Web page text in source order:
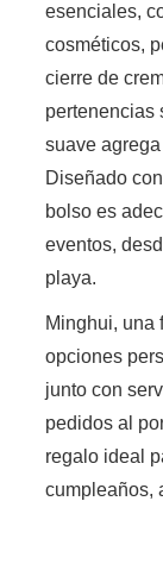
esenciales,
cosméticos,
cierre de
pertenencias
suave
Diseñado
bolso es
eventos,
playa.
Minghui, una
opciones
junto con
pedidos al
regalo ideal
cumpleaños,